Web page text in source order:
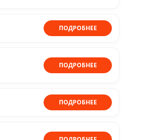
ПОДРОБНЕЕ
ПОДРОБНЕЕ
ПОДРОБНЕЕ